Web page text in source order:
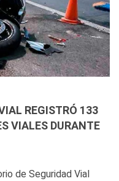
REGISTRÓ 133
VIALES DURANTE
de Seguridad Vial